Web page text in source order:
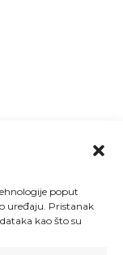
poput
uređaju. Pristanak
kao što su